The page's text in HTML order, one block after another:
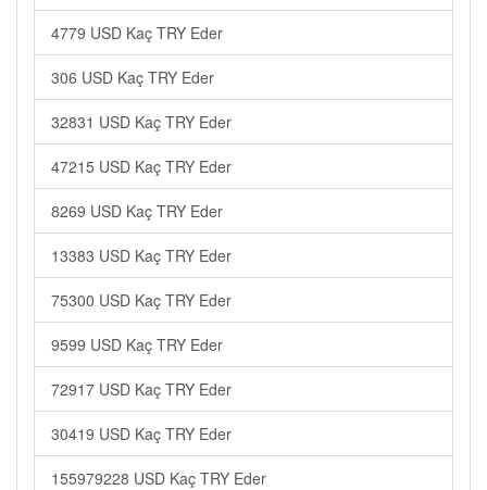
4779 USD Kaç TRY Eder
306 USD Kaç TRY Eder
32831 USD Kaç TRY Eder
47215 USD Kaç TRY Eder
8269 USD Kaç TRY Eder
13383 USD Kaç TRY Eder
75300 USD Kaç TRY Eder
9599 USD Kaç TRY Eder
72917 USD Kaç TRY Eder
30419 USD Kaç TRY Eder
155979228 USD Kaç TRY Eder